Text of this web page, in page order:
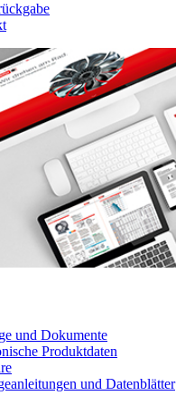
und Dokumente
Produktdaten
und Datenblätter